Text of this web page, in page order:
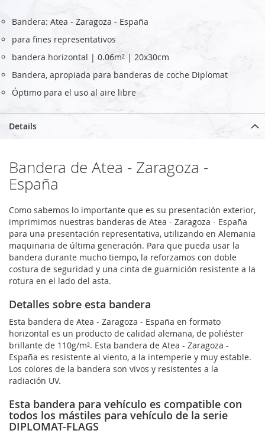
Bandera: Atea - Zaragoza - España
para fines representativos
bandera horizontal | 0.06m² | 20x30cm
Bandera, apropiada para banderas de coche Diplomat
Óptimo para el uso al aire libre
Details
Bandera de Atea - Zaragoza -
España
Como sabemos lo importante que es su presentación exterior,
imprimimos nuestras banderas de Atea - Zaragoza - España
para una presentación representativa, utilizando en Alemania
maquinaria de última generación. Para que pueda usar la
bandera durante mucho tiempo, la reforzamos con doble
costura de seguridad y una cinta de guarnición resistente a la
rotura en el lado del asta.
Detalles sobre esta bandera
Esta bandera de Atea - Zaragoza - España en formato
horizontal es un producto de calidad alemana, de poliéster
brillante de 110g/m². Esta bandera de Atea - Zaragoza -
España es resistente al viento, a la intemperie y muy estable.
Los colores de la bandera son vivos y resistentes a la
radiación UV.
Esta bandera para vehículo es compatible con
todos los mástiles para vehículo de la serie
DIPLOMAT-FLAGS